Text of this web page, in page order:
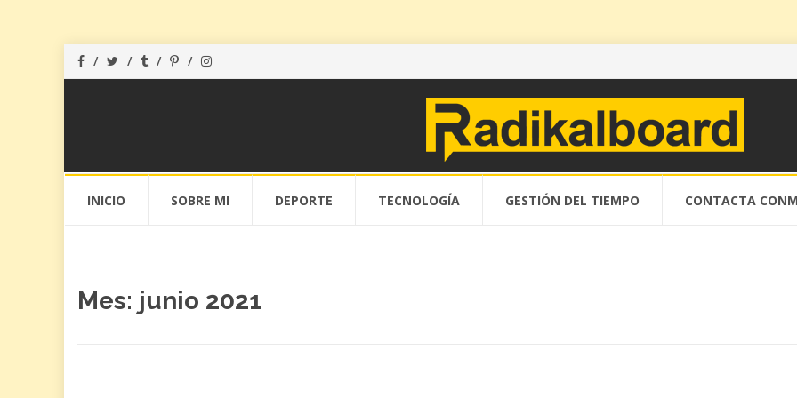
INICIO SOBRE MI DEPORTE TECNOLOGÍA GESTIÓN DEL TIEMPO CONTACTA
Mes: junio 2021